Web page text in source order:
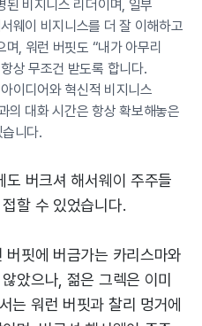
된 비지니스 리더이며, 일부
웨이 비지니스를 더 잘 이해하고
, 워런 버핏도 “내가 아무리
상 무조건 받도록 합니다.
이디어와 혁신적 비지니스
의 대화 시간은 항상 확보해놓은
니다.
버크셔 해서웨이 주주들
할 수 있었습니다.
핏에 버금가는 카리스마와
았으나, 젊은 그렉은 이미
는 워런 버핏과 찰리 멍거에